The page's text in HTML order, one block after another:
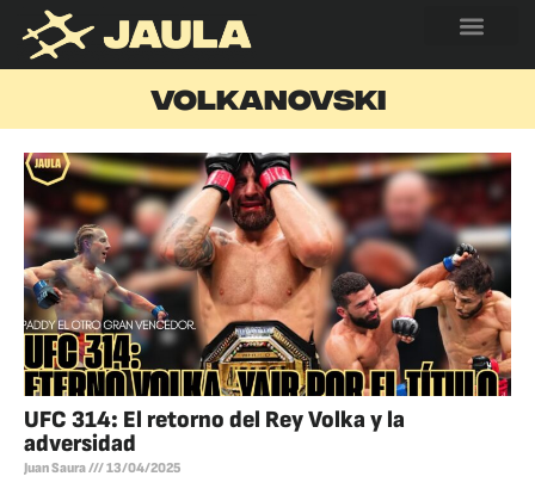
VOLKANOVSKI
UFC 314: El retorno del Rey Volka y la
adversidad
Juan Saura 13/04/2025